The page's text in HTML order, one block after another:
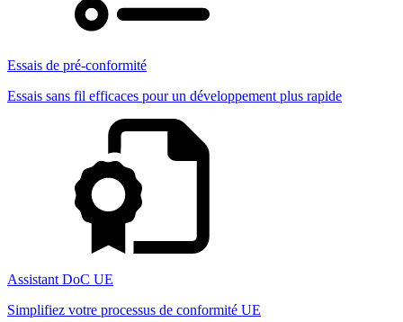
Essais de pré-conformité
Essais sans fil efficaces pour un développement plus rapide
Assistant DoC UE
Simplifiez votre processus de conformité UE